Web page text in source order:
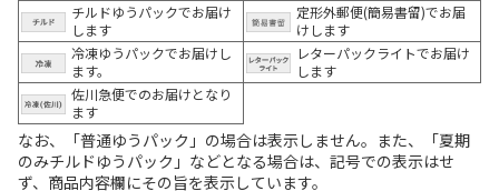
チルドゆうパックでお届け
します
定形外郵便(簡易書留)でお届
けします
冷凍ゆうパックでお届けし
ます。
レターパックライトでお届け
します
佐川急便でのお届けとなり
ます
なお、「普通ゆうパック」の場合は表示しません。また、「夏期
のみチルドゆうパック」などとなる場合は、記号での表示はせ
ず、商品内容欄にその旨を表示しています。